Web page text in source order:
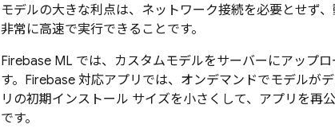
モデルの大きな利点は、ネットワーク接続を必要とせず
非常に高速で実行できることです。
Firebase ML では、カスタムモデルをサーバーにアップ
す。Firebase 対応アプリでは、オンデマンドでモデルが
リの初期インストール サイズを小さくして、アプリを再
です。